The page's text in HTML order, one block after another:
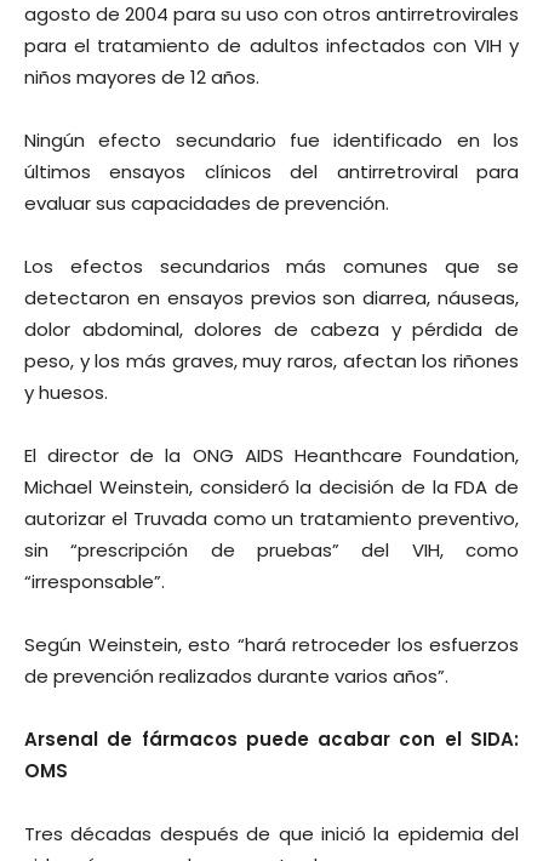
agosto de 2004 para su uso con otros antirretrovirales
para el tratamiento de adultos infectados con VIH y
niños mayores de 12 años.
Ningún efecto secundario fue identificado en los
últimos ensayos clínicos del antirretroviral para
evaluar sus capacidades de prevención.
Los efectos secundarios más comunes que se
detectaron en ensayos previos son diarrea, náuseas,
dolor abdominal, dolores de cabeza y pérdida de
peso, y los más graves, muy raros, afectan los riñones
y huesos.
El director de la ONG AIDS Heanthcare Foundation,
Michael Weinstein, consideró la decisión de la FDA de
autorizar el Truvada como un tratamiento preventivo,
sin “prescripción de pruebas” del VIH, como
“irresponsable”.
Según Weinstein, esto “hará retroceder los esfuerzos
de prevención realizados durante varios años”.
Arsenal de fármacos puede acabar con el SIDA:
OMS
Tres décadas después de que inició la epidemia del